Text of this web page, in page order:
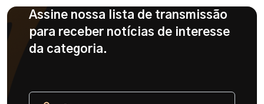
Assine nossa lista de transmissão
para receber notícias de interesse
da categoria.